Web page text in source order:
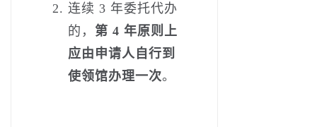
连续 3 年委托代办
的， 第 4 年原则上
应由申请人自行到
使领馆办理一次。